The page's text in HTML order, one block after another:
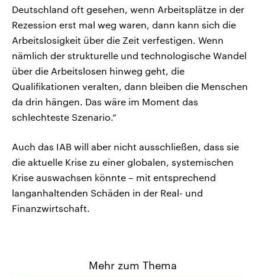
Deutschland oft gesehen, wenn Arbeitsplätze in der
Rezession erst mal weg waren, dann kann sich die
Arbeitslosigkeit über die Zeit verfestigen. Wenn
nämlich der strukturelle und technologische Wandel
über die Arbeitslosen hinweg geht, die
Qualifikationen veralten, dann bleiben die Menschen
da drin hängen. Das wäre im Moment das
schlechteste Szenario.“
Auch das IAB will aber nicht ausschließen, dass sie
die aktuelle Krise zu einer globalen, systemischen
Krise auswachsen könnte – mit entsprechend
langanhaltenden Schäden in der Real- und
Finanzwirtschaft.
Mehr zum Thema